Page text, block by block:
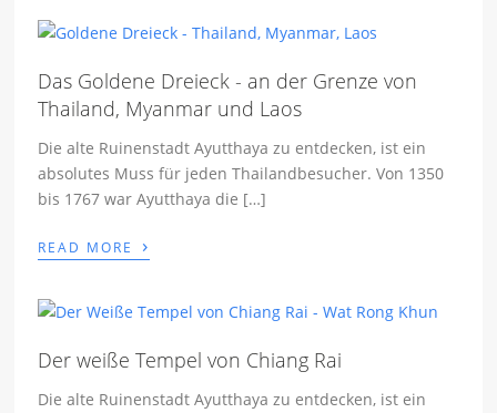
Das Goldene Dreieck - an der Grenze von
Thailand, Myanmar und Laos
Die alte Ruinenstadt Ayutthaya zu entdecken, ist ein
absolutes Muss für jeden Thailandbesucher. Von 1350
bis 1767 war Ayutthaya die […]
READ MORE ›
Der weiße Tempel von Chiang Rai
Die alte Ruinenstadt Ayutthaya zu entdecken, ist ein